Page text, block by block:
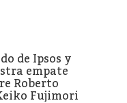
de Ipsos y
empate
Roberto
Fujimori